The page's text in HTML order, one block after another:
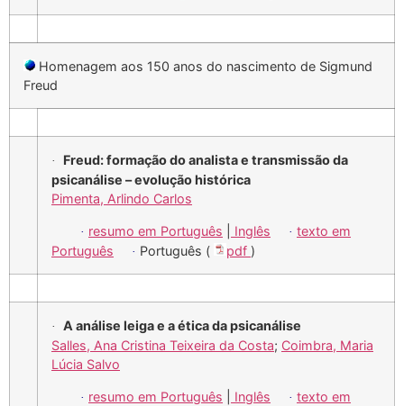
Homenagem aos 150 anos do nascimento de Sigmund
Freud
·
Freud: formação do analista e transmissão da
psicanálise – evolução histórica
Pimenta, Arlindo Carlos
· resumo em Português Inglês · texto em
Português
· Português ( pdf )
·
A análise leiga e a ética da psicanálise
Salles, Ana Cristina Teixeira da Costa; Coimbra, Maria
Lúcia Salvo
· resumo em Português Inglês · texto em